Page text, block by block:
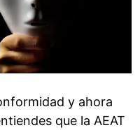
y ahora
que la AEAT